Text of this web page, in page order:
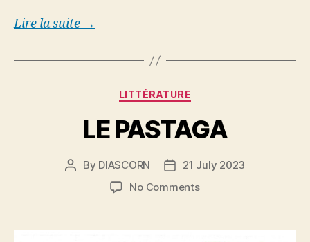
Lire la suite →
Categories
LITTÉRATURE
LE PASTAGA
Post
By DIASCORN
Post21 July 2023
No Commentson